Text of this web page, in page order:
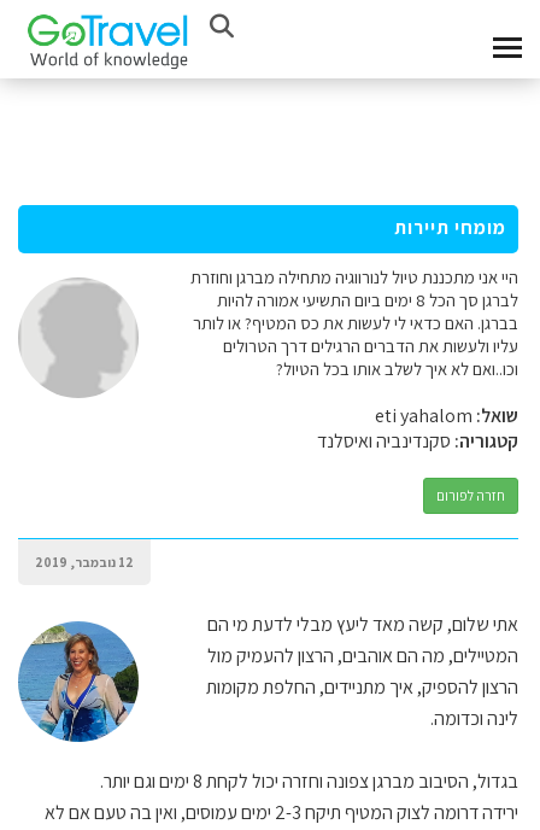
מומחי תיירות
היי אני מתכננת טיול לנורווגיה מתחילה מברגן וחוזרת
לברגן סך הכל 8 ימים ביום התשיעי אמורה להיות
בברגן. האם כדאי לי לעשות את כס המטיף? או לותר
עליו ולעשות את הדברים הרגילים דרך הטרולים
וכו..ואם לא איך לשלב אותו בכל הטיול?
שואל:
קטגוריה: סקנדינביה ואיסלנד
חזרה לפורום
12 נובמבר, 2019
אתי שלום, קשה מאד ליעץ מבלי לדעת מי הם
המטיילים, מה הם אוהבים, הרצון להעמיק מול
הרצון להספיק, איך מתניידים, החלפת מקומות
לינה וכדומה.
בגדול, הסיבוב מברגן צפונה וחזרה יכול לקחת 8 ימים וגם יותר.
ירידה דרומה לצוק המטיף תיקח 2-3 ימים עמוסים, ואין בה טעם אם לא